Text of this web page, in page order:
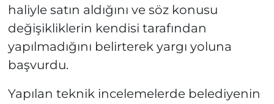
haliyle satın aldığını ve söz konusu
değişikliklerin kendisi tarafından
yapılmadığını belirterek yargı yoluna
başvurdu.
Yapılan teknik incelemelerde belediyenin